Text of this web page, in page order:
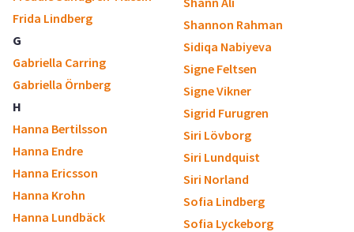
Frida Lindberg
G
Gabriella Carring
Gabriella Örnberg
H
Hanna Bertilsson
Hanna Endre
Hanna Ericsson
Hanna Krohn
Hanna Lundbäck
Shannon Rahman
Sidiqa Nabiyeva
Signe Feltsen
Signe Vikner
Sigrid Furugren
Siri Lövborg
Siri Lundquist
Siri Norland
Sofia Lindberg
Sofia Lyckeborg